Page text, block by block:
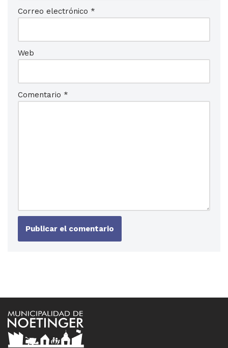
Correo electrónico *
Web
Comentario *